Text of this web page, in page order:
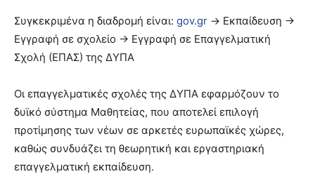
Συγκεκριμένα η διαδρομή είναι: gov.gr → Εκπαίδευση →
Εγγραφή σε σχολείο → Εγγραφή σε Επαγγελματική
Σχολή (ΕΠΑΣ) της ΔΥΠΑ
Οι επαγγελματικές σχολές της ΔΥΠΑ εφαρμόζουν το
δυϊκό σύστημα Μαθητείας, που αποτελεί επιλογή
προτίμησης των νέων σε αρκετές ευρωπαϊκές χώρες,
καθώς συνδυάζει τη θεωρητική και εργαστηριακή
επαγγελματική εκπαίδευση.